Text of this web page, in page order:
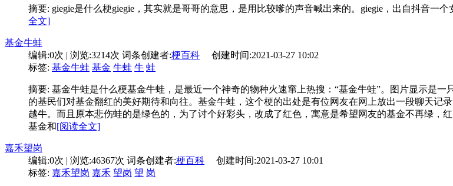
摘要: giegie是什么梗giegie，其实就是哥哥的意思，是用比较嗲的声音喊出来的。giegie，出自抖音一
全文]
基金牛蛙
编辑:0次 | 浏览:3214次 词条创建者:梗百科 创建时间:2021-03-27 10:02
标签: 基金牛蛙 基金 牛蛙 牛 蛙
摘要: 基金牛蛙是什么梗基金牛蛙，是最近一个神奇的物种火速窜上热搜：“基金牛蛙”。图片显示是
的基民们对基金翻红的美好期待和向往。基金牛蛙，这个梗的出处是有位网友在网上放出一段聊天记
越牛。而且原本悲伤蛙的是绿色的，为了讨个好彩头，改成了红色，寓意是希望网友的基金不再绿，
基金和[阅读全文]
嘉禾望岗
编辑:0次 | 浏览:46367次 词条创建者:梗百科 创建时间:2021-03-27 10:01
标签: 嘉禾望岗 嘉禾 望岗 望 岗